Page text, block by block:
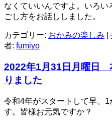
なくていいんですよ。いろ
ごし方をお話ししました。
カテゴリー: おかみの楽しみ |
者: fumiyo
2022年1月31日月曜日
りました
令和4年がスタートして早、1
す。皆様お元気ですか？